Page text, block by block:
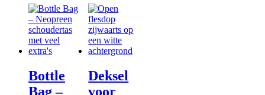
variaties.
Deze
optie
kan
gekozen
op
de
kan
gekozen
worden
op
de
productpagina
Bottle
Bag –
Deksel
voor